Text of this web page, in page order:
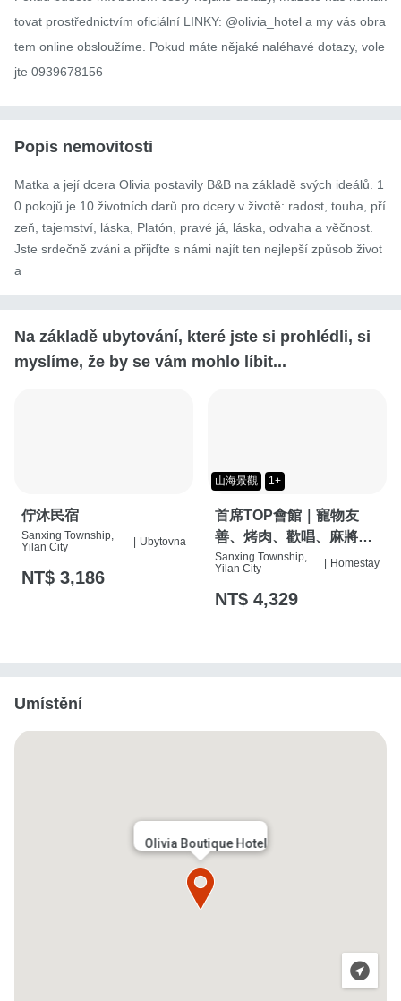
tovat prostřednictvím oficiální LINKY: @olivia_hotel a my vás obra
tem online obsloužíme. Pokud máte nějaké naléhavé dotazy, vole
jte 0939678156
Popis nemovitosti
Matka a její dcera Olivia postavily B&B na základě svých ideálů. 1
0 pokojů je 10 životních darů pro dcery v životě: radost, touha, pří
zeň, tajemství, láska, Platón, pravé já, láska, odvaha a věčnost.
Jste srdečně zváni a přijďte s námi najít ten nejlepší způsob život
a
Na základě ubytování, které jste si prohlédli, si
myslíme, že by se vám mohlo líbit...
佇沐民宿
Sanxing Township,
Yilan City
Ubytovna
NT$ 3,186
山海景觀 1+
首席TOP會館｜寵物友
善、烤肉、歡唱、麻將
桌、按摩椅、特斯拉充電
Sanxing Township,
Yilan City
Homestay
NT$ 4,329
Umístění
Olivia Boutique Hotel